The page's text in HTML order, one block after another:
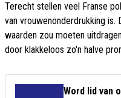
Terecht stellen veel Franse
van vrouwenonderdrukking is.
waarden zou moeten
door klakkeloos zo'n halve
Word lid van